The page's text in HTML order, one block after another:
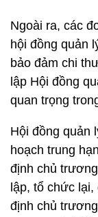
Ngoài ra, các
hội đồng quản
bảo đảm chi
lập Hội đồng
quan trọng
Hội đồng quản
hoạch trung
định chủ
lập, tổ chức
định chủ